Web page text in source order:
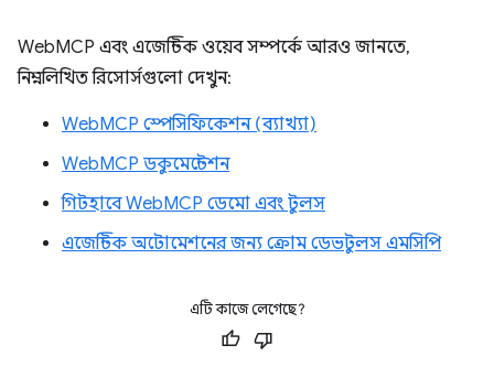
WebMCP এবং এজেন্টিক ওয়েব সম্পর্কে আরও জানতে,
নিম্নলিখিত রিসোর্সগুলো দেখুন:
WebMCP স্পেসিফিকেশন (ব্যাখ্যা)
WebMCP ডকুমেন্টেশন
গিটহাবে WebMCP ডেমো এবং টুলস
এজেন্টিক অটোমেশনের জন্য ক্রোম ডেভটুলস এমসিপি
এটি কাজে লেগেছে?